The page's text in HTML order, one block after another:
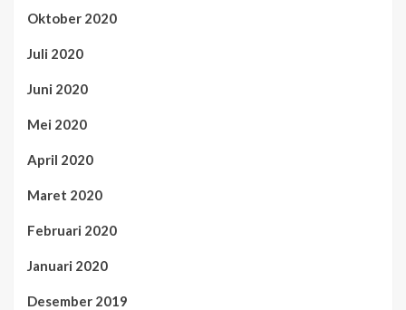
Oktober 2020
Juli 2020
Juni 2020
Mei 2020
April 2020
Maret 2020
Februari 2020
Januari 2020
Desember 2019